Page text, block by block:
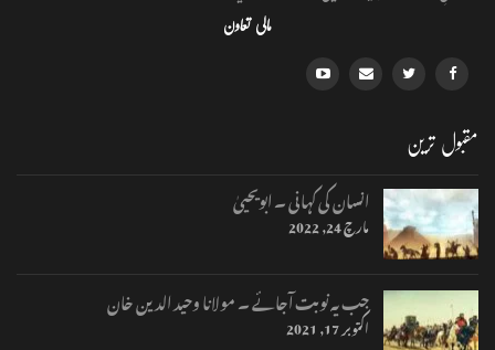
مالی تعاون
مقبول ترین
انسان کی کہانی ۔ ابویحییٰ
مارچ 24, 2022
جب یہ نوبت آجائے ۔ مولانا وحید الدین خان
اکتوبر 17, 2021